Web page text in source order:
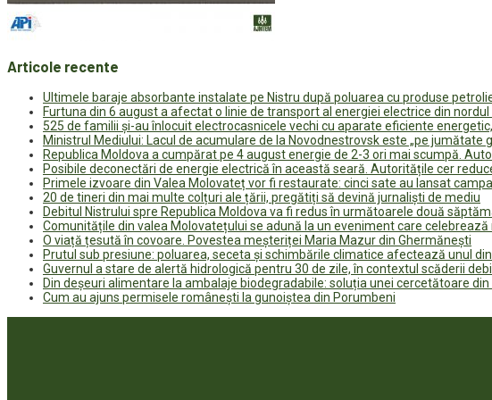
Articole recente
Ultimele baraje absorbante instalate pe Nistru după poluarea cu produse
Furtuna din 6 august a afectat o linie de transport al energiei electrice din nordul
525 de familii și-au înlocuit electrocasnicele vechi cu aparate eficiente
Ministrul Mediului: Lacul de acumulare de la Novodnestrovsk este „pe jumătate
Republica Moldova a cumpărat pe 4 august energie de 2-3 ori mai scumpă.
Posibile deconectări de energie electrică în această seară. Autoritățile cer
Primele izvoare din Valea Molovateț vor fi restaurate: cinci sate au lansat
20 de tineri din mai multe colțuri ale țării, pregătiți să devină jurnaliști de mediu
Debitul Nistrului spre Republica Moldova va fi redus în următoarele două
Comunitățile din valea Molovatețului se adună la un eveniment care celebrează
O viață țesută în covoare. Povestea meșteriței Maria Mazur din Ghermănești
Prutul sub presiune: poluarea, seceta și schimbările climatice afectează unul
Guvernul a stare de alertă hidrologică pentru 30 de zile, în contextul scăderii
Din deșeuri alimentare la ambalaje biodegradabile: soluția unei cercetătoare
Cum au ajuns permisele românești la gunoiștea din Porumbeni